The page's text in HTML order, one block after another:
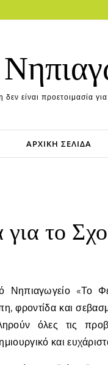
δεν είναι προετοιμασία
ΑΡΧΙΚΉ ΣΕΛΊΔΑ
το
φροντίδα και
όλες τις
και